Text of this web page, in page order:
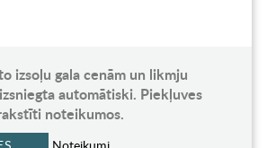
izsoļu gala cenām un likmju
automātiski. Piekļuves
noteikumos.